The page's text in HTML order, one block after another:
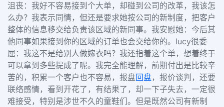
沮丧：我好不容易接到个大单，却碰到公司的改革，我该怎
么办？我表示同情，但还是要求她按公司的新制度，把客户
整体的信息移交给负责该区域的新同事。我安慰她：今后其
他同事如果接到你的区域的订单也会交给你的。lucy很委
屈：我这不是给别人做嫁衣吗？我还指着这个单，想着终于
可以拿到多些提成了呢。我完全能理解，前期付出是比较辛
苦的，积累一个客户也不容易，报盘回盘，报价谈判，还要
联络感情，看到开花了，有结果了，却一下子失去，一定很
难接受，特别是涉世不久的童鞋们。但是既然公司有新制